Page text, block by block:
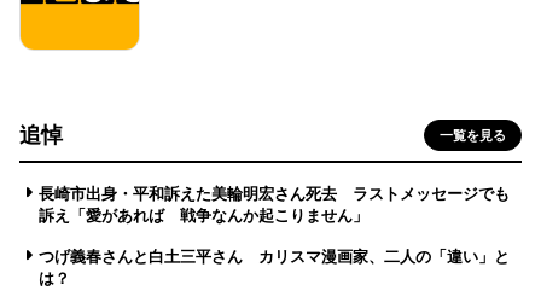
追悼 一覧を見る
長崎市出身・平和訴えた美輪明宏さん死去 ラストメッセージでも
訴え「愛があれば 戦争なんか起こりません」
つげ義春さんと白土三平さん カリスマ漫画家、二人の「違い」と
は？